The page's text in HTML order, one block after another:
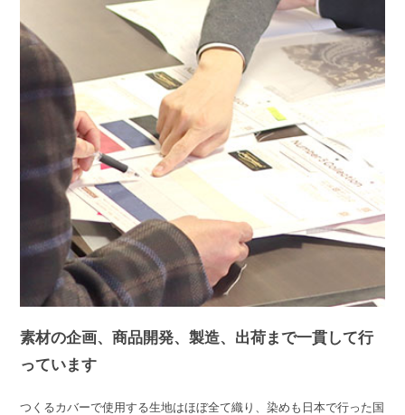
素材の企画、商品開発、製造、出荷まで一貫して行
っています
つくるカバーで使用する生地はほぼ全て織り、染めも日本で行った国